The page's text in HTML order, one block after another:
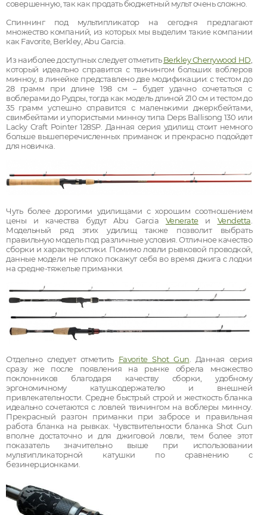
совершенную, так как продать бюджетный мульт очень сложно.
Спиннинг под мультипликатор на сегодня предлагают
множество компаний, из которых мы выделим такие компании
как Favorite, Berkley, Abu Garcia.
Из наиболее доступных следует отметитьBerkley Cherrywood HD
который идеально справится с твичингом больших воблеров
минноу, в линейке представлено две модификации: с тестом до
28 грамм при длине 198 см – будет удачно сочетаться с
воблерами до Рудры, тогда как модель длиной 210 см и тестом до
35 грамм успешно справится с маленькими джеркбейтами,
свимбейтами и упористыми минноу типа Deps Ballisong 130 или
Lacky Craft Pointer 128SP. Данная серия удилищ стоит немного
больше вышеперечисленных приманок и прекрасно подойдет
для новичка.
Чуть более дорогими удилищами с хорошим соотношением
цены и качества будут Abu Garcia Venerateи Vendetta.
Модельный ряд этих удилищ также позволит выбрать
правильную модель под различные условия. Отличное качество
сборки и характеристики. Помимо ловли рывковой проводкой,
данные модели не плохо покажут себя во время джига с лодки
на средне-тяжелые приманки.
Отдельно следует отметить Favorite Shot Gun . Данная серия
сразу же после появления на рынке обрела множество
поклонников благодаря качеству сборки, удобному
эргономичному катушкодержателю и внешней
привлекательности. Средне быстрый строй и жесткость бланка
идеально сочетаются с ловлей твичингом на воблеры минноу.
Прекрасный разгон приманки при забросе и правильная
работа бланка на рывках. Чувствительности бланка Shot Gun
вполне достаточно и для джиговой ловли, тем более этот
показатель значительно выше при использовании
мультипликаторной катушки по сравнению с
безинерционками.